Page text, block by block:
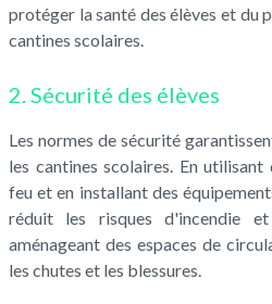
protéger la santé des élèves et du
cantines scolaires.
2. Sécurité des élèves
Les normes de sécurité
les cantines scolaires. En
feu et en installant des
réduit les risques d'incendie
aménageant des espaces de
les chutes et les blessures.